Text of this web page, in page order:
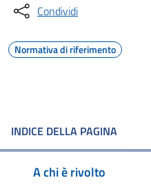
Condividi
Normativa di riferimento
INDICE DELLA PAGINA
A chi è rivolto